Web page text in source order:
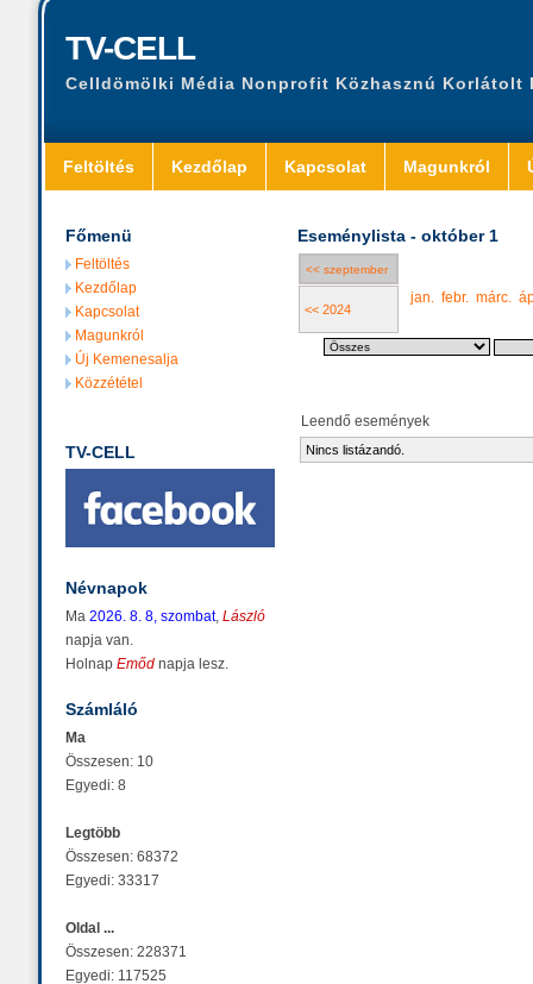
TV-CELL
Celldömölki Média Nonprofit Közhasznú Korlátolt
Feltöltés Kezdőlap Kapcsolat Magunkról
Főmenü
Feltöltés
Kezdőlap
Kapcsolat
Magunkról
Új Kemenesalja
Közzététel
TV-CELL
Névnapok
Ma 2026. 8. 8, szombat, László
napja van.
Holnap Emőd napja lesz.
Számláló
Ma
Összesen: 10
Egyedi: 8
Legtöbb
Összesen: 68372
Egyedi: 33317
Oldal ...
Összesen: 228371
Egyedi: 117525
Eseménylista - október 1
<< szeptember
<< 2024
jan. febr. márc.
Leendő események
Nincs listázandó.